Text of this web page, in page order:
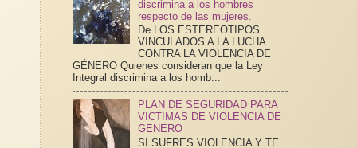
discrimina a los hombres
respecto de las mujeres.
De LOS ESTEREOTIPOS
VINCULADOS A LA LUCHA
CONTRA LA VIOLENCIA DE
GÉNERO Quienes consideran que la Ley
Integral discrimina a los homb...
PLAN DE SEGURIDAD PARA
VICTIMAS DE VIOLENCIA DE
GENERO
SI SUFRES VIOLENCIA Y TE